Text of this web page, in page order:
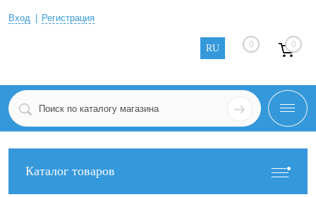
Вход Регистрация
RU 0 0
Каталог товаров